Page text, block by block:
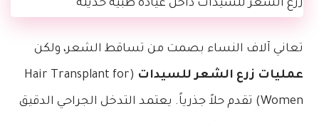
تعاني آلاف النساء بصمت من تساقط الشعر، ولكن
عمليات زرع الشعر للسيدات (Hair Transplant for
Women) تقدم حلاً جذرياً. يعتمد التدخل الجراحي الدقيق